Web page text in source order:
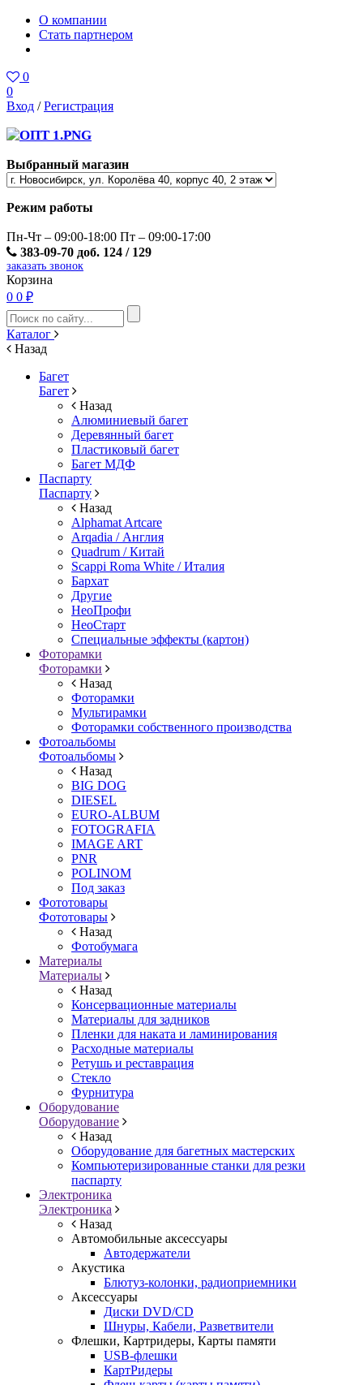
О компании
Стать партнером
0
0
Вход /Регистрация
Выбранный магазин
Режим работы
Пн-Чт – 09:00-18:00 Пт – 09:00-17:00
383-09-70 доб. 124 / 129
заказать звонок
Корзина
0 0 ₽
Каталог
Назад
Багет
Багет
Назад
Алюминиевый багет
Деревянный багет
Пластиковый багет
Багет МДФ
Паспарту
Паспарту
Назад
Alphamat Artcare
Arqadia / Англия
Quadrum / Китай
Scappi Roma White / Италия
Бархат
Другие
НеоПрофи
НеоСтарт
Специальные эффекты (картон)
Фоторамки
Фоторамки
Назад
Фоторамки
Мультирамки
Фоторамки собственного производства
Фотоальбомы
Фотоальбомы
Назад
BIG DOG
DIESEL
EURO-ALBUM
FOTOGRAFIA
IMAGE ART
PNR
POLINOM
Под заказ
Фототовары
Фототовары
Назад
Фотобумага
Материалы
Материалы
Назад
Консервационные материалы
Материалы для задников
Пленки для наката и ламинирования
Расходные материалы
Ретушь и реставрация
Стекло
Фурнитура
Оборудование
Оборудование
Назад
Оборудование для багетных мастерских
Компьютеризированные станки для резки
паспарту
Электроника
Электроника
Назад
Автомобильные аксессуары
Автодержатели
Акустика
Блютуз-колонки, радиоприемники
Аксессуары
Диски DVD/CD
Шнуры, Кабели, Разветвители
Флешки, Картридеры, Карты памяти
USB-флешки
КартРидеры